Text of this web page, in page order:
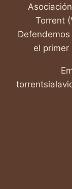
Torrent
el primer